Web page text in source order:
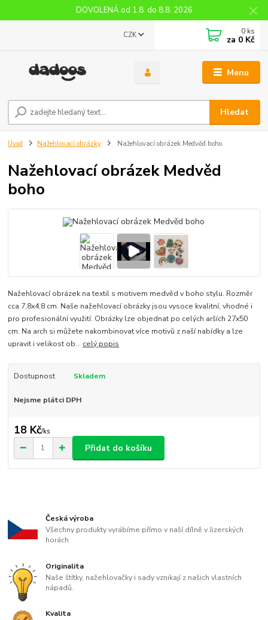
DOVOLENÁ od 1.8. do 8.8. 2026
Menu
CZK
Hledat
0 ks
za 0 Kč
Úvod Nažehlovací obrázky Nažehlovací obrázek Medvěd boho
Nažehlovací obrázek Medvěd
boho
Nažehlovací obrázek na textil s motivem medvěd v boho stylu. Rozměr
cca 7,8x4,8 cm. Naše nažehlovací obrázky jsou vysoce kvalitní, vhodné i
pro profesionální využití. Obrázky lze objednat po celých arších 27x50
cm. Na arch si můžete nakombinovat více motivů z naší nabídky a lze
upravit i velikost ob... celý popis
Dostupnost Skladem
Nejsme plátci DPH
18 Kč/ks
Přidat do košíku
Česká výroba
Všechny produkty vyrábíme přímo v naší dílně v Jizerských
horách.
Originalita
Naše štítky, nažehlovačky i sady vznikají z našich vlastních
nápadů.
Kvalita